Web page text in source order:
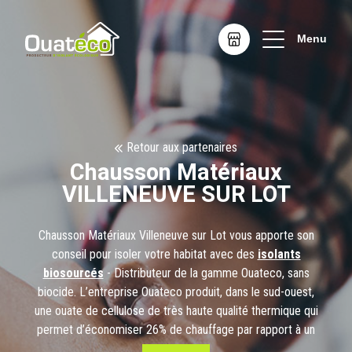
Menu
Retour aux partenaires
Chausson Matériaux
VILLENEUVE SUR LOT
Chausson Matériaux Villeneuve sur Lot vous apporte son
conseil pour isoler votre habitat avec des isolants
biosourcés- Distributeur de la gamme Ouateco, sans
biocide. L’entreprise Ouateco produit, dans le sud-ouest,
une ouate de cellulose de très haute qualité thermique qui
permet d’économiser 26% de chauffage par rapport à un
isolant conventionnel et protège votre habitat de 9 à 12